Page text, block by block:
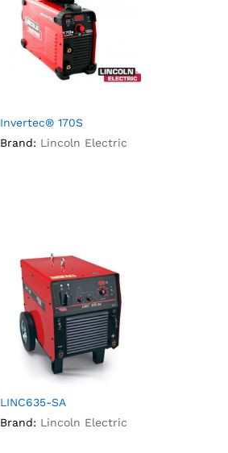
Invertec® 170S
Brand: Lincoln Electric
LINC635-SA
Brand: Lincoln Electric